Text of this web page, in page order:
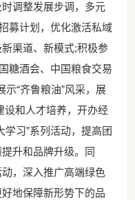
调整发展步调，多元
募计划，优化激活私域
渠道、新模式;积极参
糖酒会、中国粮食交易
“齐鲁粮油”风采，展
设和人才培养，开办经
习”系列活动，提高团
升和品牌升级。同
，深入推广高端绿色
地保障新形势下的品